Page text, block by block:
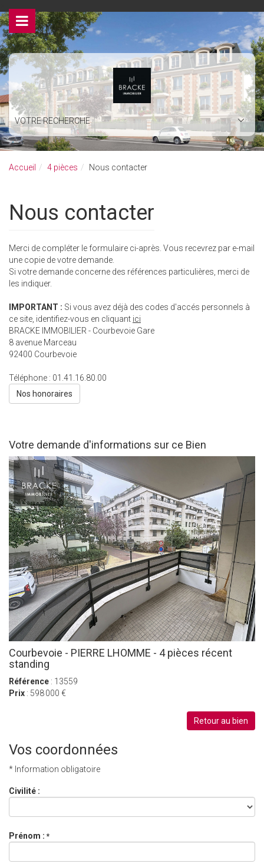
VOTRE RECHERCHE
Accueil 4 pièces Nous contacter
Nous contacter
Merci de compléter le formulaire ci-après. Vous recevrez par e-mail
une copie de votre demande.
Si votre demande concerne des références particulières, merci de
les indiquer.
IMPORTANT : Si vous avez déjà des codes d'accés personnels à
ce site, identifiez-vous en cliquant ici
BRACKE IMMOBILIER - Courbevoie Gare
8 avenue Marceau
92400 Courbevoie
Téléphone : 01.41.16.80.00
Nos honoraires
Votre demande d'informations sur ce Bien
Courbevoie - PIERRE LHOMME - 4 pièces récent
standing
Référence : 13559
Prix : 598 000 €
Retour au bien
Vos coordonnées
* Information obligatoire
Civilité :
Prénom : *